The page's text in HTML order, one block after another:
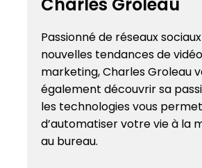
Passionné de réseaux
nouvelles tendances de vidéo
marketing, Charles Groleau
également découvrir sa
les technologies vous
d’automatiser votre vie à la
au bureau.